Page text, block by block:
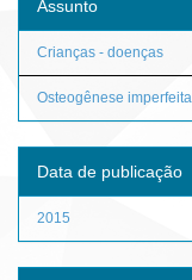
Assunto
Crianças - doenças
Osteogênese imperfeita
Data de publicação
2015